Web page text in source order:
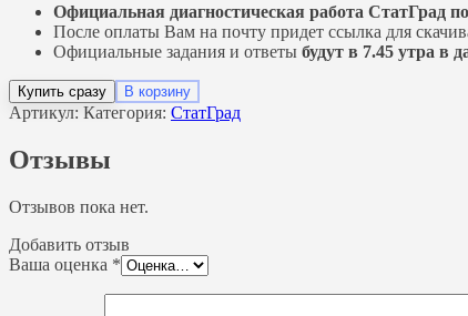
Официальная диагностическая работа СтатГрад
После оплаты Вам на почту придет ссылка для
Официальные задания и ответы будут в 7.45 утра в
Купить сразу В корзину
Артикул: Категория: СтатГрад
Отзывы
Отзывов пока нет.
Добавить отзыв
Ваша оценка *